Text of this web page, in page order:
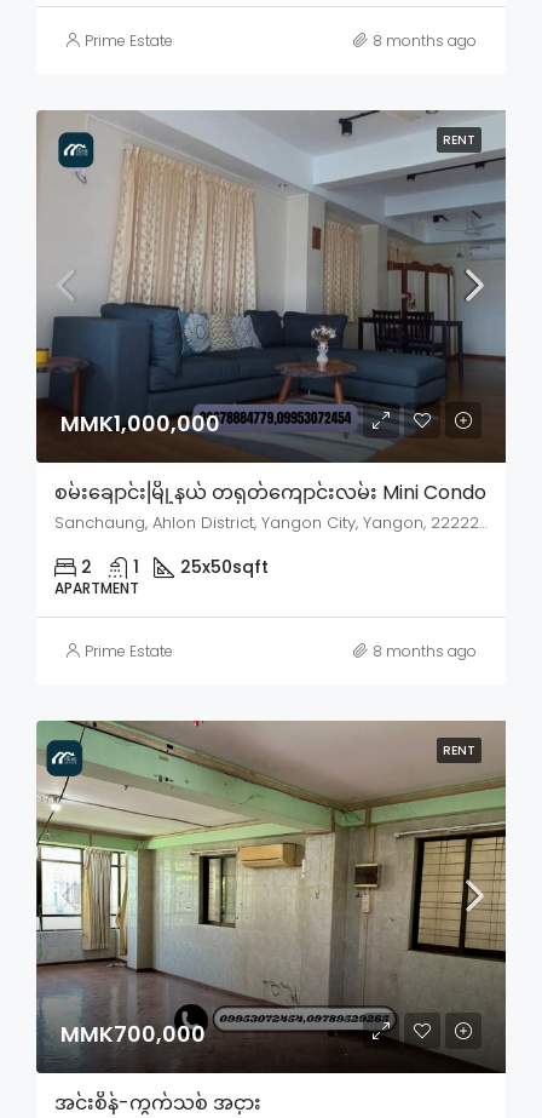
Prime Estate 8 months ago
RENT
MMK1,000,000
စမ်းချောင်းမြို့နယ် တရုတ်ကျောင်းလမ်း Mini Condo
Sanchaung, Ahlon District, Yangon City, Yangon, 22222, Myanmar
2 1 25x50sqft
APARTMENT
Prime Estate 8 months ago
RENT
MMK700,000
အင်းစိန်-ကွက်သစ် အငှား